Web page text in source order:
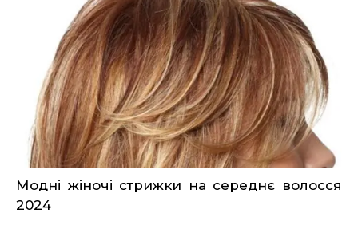
Модні жіночі стрижки на середнє волосся
2024